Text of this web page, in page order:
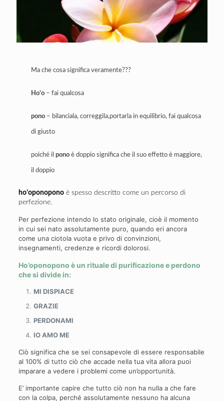
Ma che cosa significa veramente???
Ho’o– fai qualcosa
pono– bilanciala, correggila,portarla in equilibrio, fai qualcosa
di giusto
poiché il ponoè doppio significa che il suo effetto è maggiore,
il doppio
ho’oponoponoè spesso descritto come un percorso di
perfezione.
Per perfezione intendo lo stato originale, cioè il momento
in cui sei nato assolutamente puro, quando eri ancora
come una ciotola vuota e privo di convinzioni,
insegnamenti, credenze e ricordi dolorosi.
Ho’oponopono è un rituale di purificazione e perdono
che si divide in:
MI DISPIACE
GRAZIE
PERDONAMI
IO AMO ME
Ciò significa che se sei consapevole di essere responsabile
al 100% di tutto ciò che accade nella tua vita allora puoi
imparare a vedere i problemi come un’opportunità.
E’ importante capire che tutto ciò non ha nulla a che fare
con la colpa, perché assolutamente nessuno ha alcuna